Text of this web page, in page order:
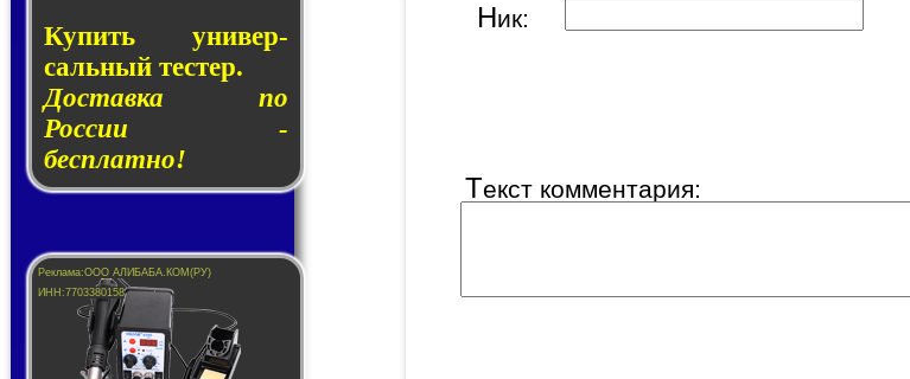
Купить уни­вер­
саль­ный тес­тер.
Доставка по
России -
бесплатно!
Ник:
Текст комментария: